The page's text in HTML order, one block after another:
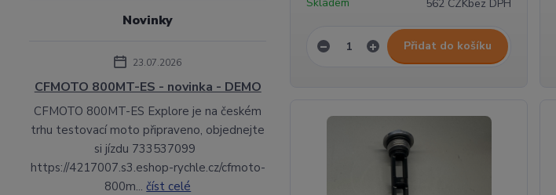
562 CZKbez DPH
Přidat do košíku
Novinky
23.07.2026
CFMOTO 800MT-ES - novinka - DEMO
CFMOTO 800MT-ES Explore je na českém
trhu testovací moto připraveno, objednejte
si jízdu 733537099
https://4217007.s3.eshop-rychle.cz/cfmoto-
800m...číst celé